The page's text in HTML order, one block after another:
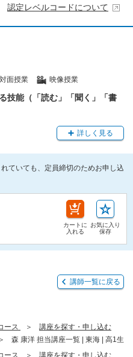
認定レベルコードについて
対面授業 映像授業
技能（「読む」「聞く」「書
詳しく見る
ていても、定員締切のためお申し込
カートに
入れる
お気に入り
保存
講師一覧に戻る
ース
講座を探す・申し込む
森 康洋 担当講座一覧 | 東海 | 高1生